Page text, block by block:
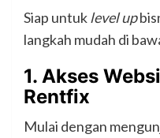
Siap untuklevel up
langkah mudah di
1. Akses
Rentfix
Mulai dengan